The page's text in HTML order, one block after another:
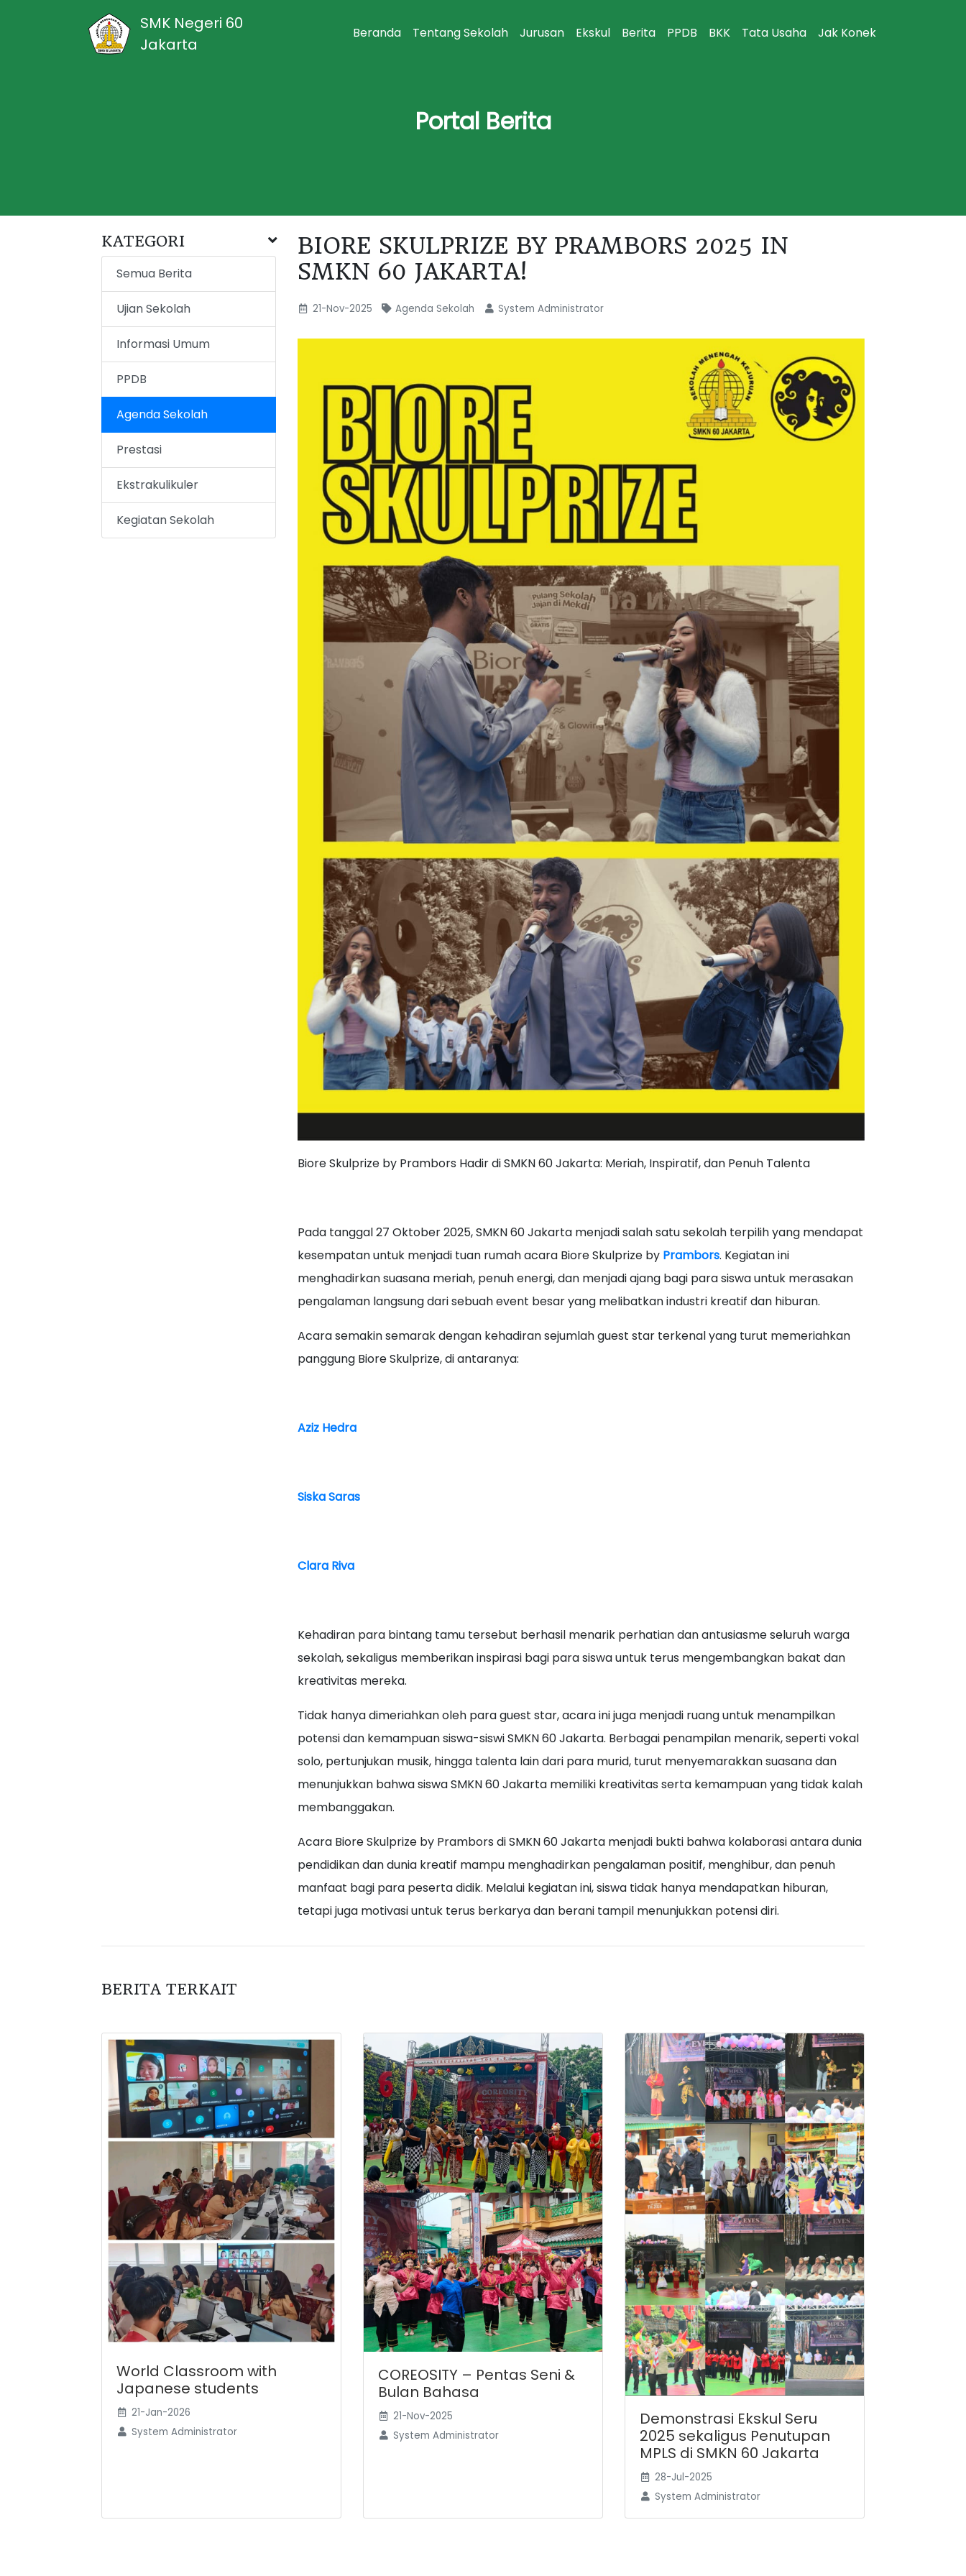
SMK Negeri 60
Jakarta
Beranda Tentang Sekolah Jurusan Ekskul Berita PPDB BKK Tata Usaha Jak Konek
Portal Berita
KATEGORI
Semua Berita
Ujian Sekolah
Informasi Umum
PPDB
Agenda Sekolah
Prestasi
Ekstrakulikuler
Kegiatan Sekolah
BIORE SKULPRIZE BY PRAMBORS 2025 IN
SMKN 60 JAKARTA!
21-Nov-2025 Agenda Sekolah System Administrator
Biore Skulprize by Prambors Hadir di SMKN 60 Jakarta: Meriah, Inspiratif, dan Penuh Talenta
Pada tanggal 27 Oktober 2025, SMKN 60 Jakarta menjadi salah satu sekolah terpilih yang mendapat
kesempatan untuk menjadi tuan rumah acara Biore Skulprize by Prambors. Kegiatan ini
menghadirkan suasana meriah, penuh energi, dan menjadi ajang bagi para siswa untuk merasakan
pengalaman langsung dari sebuah event besar yang melibatkan industri kreatif dan hiburan.
Acara semakin semarak dengan kehadiran sejumlah guest star terkenal yang turut memeriahkan
panggung Biore Skulprize, di antaranya:
Aziz Hedra
Siska Saras
Clara Riva
Kehadiran para bintang tamu tersebut berhasil menarik perhatian dan antusiasme seluruh warga
sekolah, sekaligus memberikan inspirasi bagi para siswa untuk terus mengembangkan bakat dan
kreativitas mereka.
Tidak hanya dimeriahkan oleh para guest star, acara ini juga menjadi ruang untuk menampilkan
potensi dan kemampuan siswa-siswi SMKN 60 Jakarta. Berbagai penampilan menarik, seperti vokal
solo, pertunjukan musik, hingga talenta lain dari para murid, turut menyemarakkan suasana dan
menunjukkan bahwa siswa SMKN 60 Jakarta memiliki kreativitas serta kemampuan yang tidak kalah
membanggakan.
Acara Biore Skulprize by Prambors di SMKN 60 Jakarta menjadi bukti bahwa kolaborasi antara dunia
pendidikan dan dunia kreatif mampu menghadirkan pengalaman positif, menghibur, dan penuh
manfaat bagi para peserta didik. Melalui kegiatan ini, siswa tidak hanya mendapatkan hiburan,
tetapi juga motivasi untuk terus berkarya dan berani tampil menunjukkan potensi diri.
BERITA TERKAIT
World Classroom with
Japanese students
21-Jan-2026
System Administrator
COREOSITY – Pentas Seni &
Bulan Bahasa
21-Nov-2025
System Administrator
Demonstrasi Ekskul Seru
2025 sekaligus Penutupan
MPLS di SMKN 60 Jakarta
28-Jul-2025
System Administrator